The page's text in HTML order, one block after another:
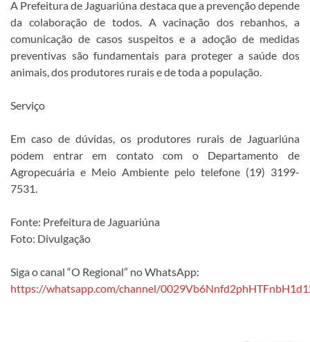
A Prefeitura de Jaguariúna destaca que a prevenção depende
da colaboração de todos. A vacinação dos rebanhos, a
comunicação de casos suspeitos e a adoção de medidas
preventivas são fundamentais para proteger a saúde dos
animais, dos produtores rurais e de toda a população.
Serviço
Em caso de dúvidas, os produtores rurais de Jaguariúna
podem entrar em contato com o Departamento de
Agropecuária e Meio Ambiente pelo telefone (19) 3199-
7531.
Fonte: Prefeitura de Jaguariúna
Foto: Divulgação
Siga o canal “O Regional” no WhatsApp:
https://whatsapp.com/channel/